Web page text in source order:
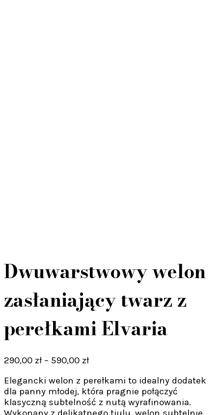
Dwuwarstwowy welon
zasłaniający twarz z
perełkami Elvaria
290,00 zł – 590,00 złZakres
od
290,00 zł
do
Elegancki welon z perełkami to idealny dodatek
dla panny młodej, która pragnie połączyć
klasyczną subtelność z nutą wyrafinowania.